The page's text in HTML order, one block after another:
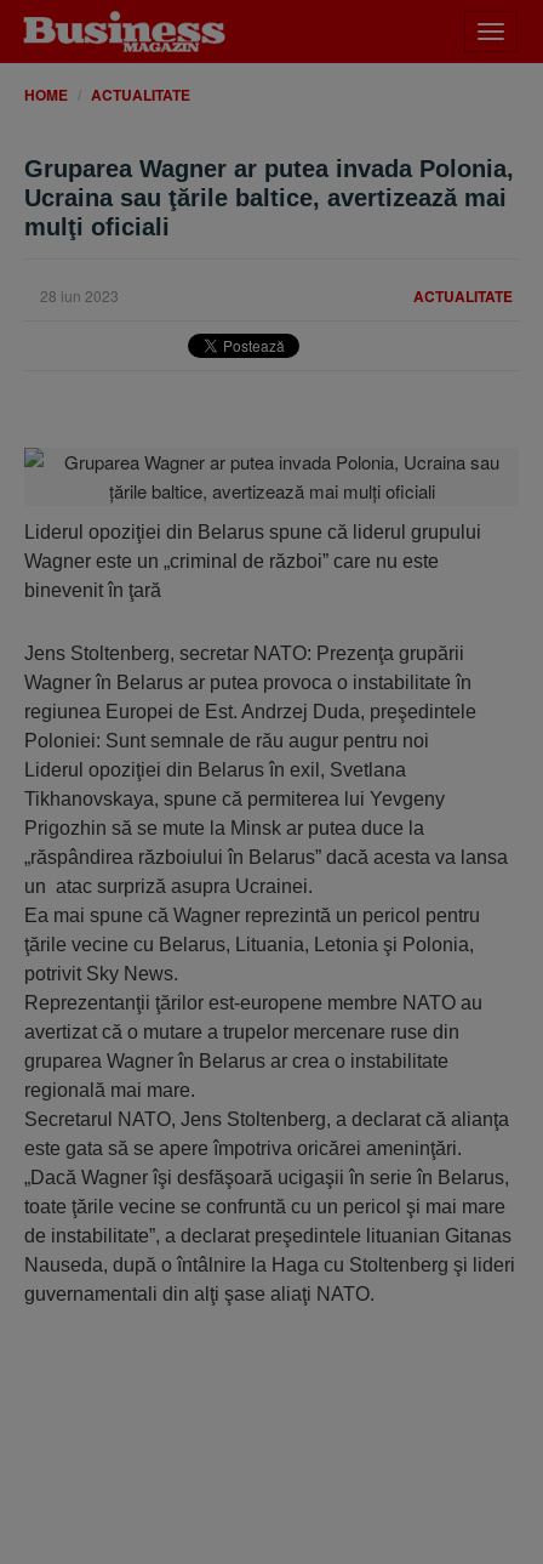
meniu
HOME ACTUALITATE
Gruparea Wagner ar putea invada Polonia,
Ucraina sau ţările baltice, avertizează mai
mulţi oficiali
ACTUALITATE
28 iun 2023
Liderul opoziţiei din Belarus spune că liderul grupului
Wagner este un „criminal de război” care nu este
binevenit în ţară
Jens Stoltenberg, secretar NATO: Prezenţa grupării
Wagner în Belarus ar putea provoca o instabilitate în
regiunea Europei de Est. Andrzej Duda, preşedintele
Poloniei: Sunt semnale de rău augur pentru noi
Liderul opoziţiei din Belarus în exil, Svetlana
Tikhanovskaya, spune că permiterea lui Yevgeny
Prigozhin să se mute la Minsk ar putea duce la
„răspândirea războiului în Belarus” dacă acesta va lansa
un atac surpriză asupra Ucrainei.
Ea mai spune că Wagner reprezintă un pericol pentru
ţările vecine cu Belarus, Lituania, Letonia şi Polonia,
potrivit Sky News.
Reprezentanţii ţărilor est-europene membre NATO au
avertizat că o mutare a trupelor mercenare ruse din
gruparea Wagner în Belarus ar crea o instabilitate
regională mai mare.
Secretarul NATO, Jens Stoltenberg, a declarat că alianţa
este gata să se apere împotriva oricărei ameninţări.
„Dacă Wagner îşi desfăşoară ucigaşii în serie în Belarus,
toate ţările vecine se confruntă cu un pericol şi mai mare
de instabilitate”, a declarat preşedintele lituanian Gitanas
Nauseda, după o întâlnire la Haga cu Stoltenberg şi lideri
guvernamentali din alţi şase aliaţi NATO.